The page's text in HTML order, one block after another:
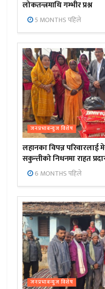
लोकतन्त्रमाथि गम्भीर प्रश्न
5 MONTHS पहिले
जनप्रभाबन्युज विशेष
लहानका विपन्न परिवारलाई
सकुन्तीको निधनमा राहत
6 MONTHS पहिले
जनप्रभाबन्युज विशेष